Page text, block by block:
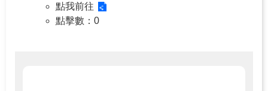
點我前往
點擊數 ：0